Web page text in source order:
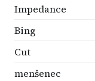
Impedance
Bing
Cut
menšenec